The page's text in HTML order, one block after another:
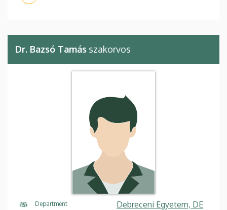
Dr. Bazsó Tamás szakorvos
Department
Debreceni Egyetem, DE